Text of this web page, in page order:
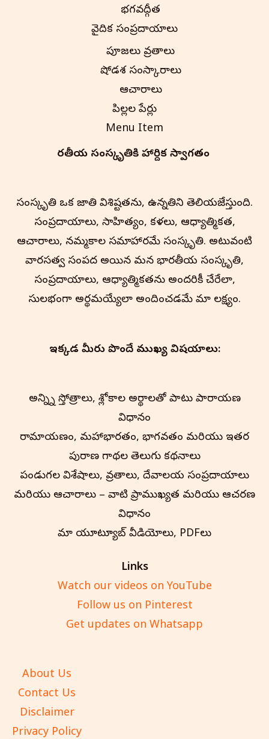
భగవద్గీత
వైదిక సంప్రదాయాలు
పూజలు వ్రతాలు
షోడశ సంస్కారాలు
ఆచారాలు
పిల్లల పేర్లు
Menu Item
భారతీయ సంస్కృతి‌కి హార్దిక స్వాగతం
సంస్కృతి ఒక జాతి విశిష్టతను, ఉన్నతిని తెలియజేస్తుంది.
సంప్రదాయాలు, సాహిత్యం, కళలు, ఆధ్యాత్మికత,
ఆచారాలు, నమ్మకాల సమాహారమే సంస్కృతి. అటువంటి
వారసత్వ సంపద అయిన మన భారతీయ సంస్కృతి,
సంప్రదాయాలు, ఆధ్యాత్మికతను అందరికీ చేరేలా,
సులభంగా అర్థమయ్యేలా అందించడమే మా లక్ష్యం.
ఇక్కడ మీరు పొందే ముఖ్య విషయాలు:
అన్న్ని స్తోత్రాలు, శ్లోకాల అర్థాలతో పాటు పారాయణ
విధానం
రామాయణం, మహాభారతం, భాగవతం మరియు ఇతర
పురాణ గాథల తెలుగు కథనాలు
పండుగల విశేషాలు, వ్రతాలు, దేవాలయ సంప్రదాయాలు
మరియు ఆచారాలు – వాటి ప్రాముఖ్యత మరియు ఆచరణ
విధానం
మా యూట్యూబ్ వీడియోలు, PDFలు
Links
Watch our videos on YouTube
Follow us on Pinterest
Get updates on Whatsapp
About Us
Contact Us
Disclaimer
Privacy Policy